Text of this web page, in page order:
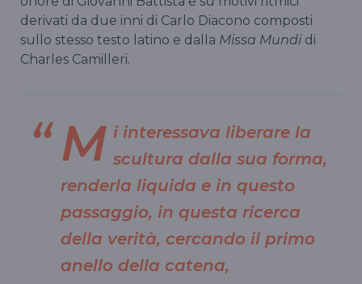
derivati da due inni di Carlo Diacono composti
sullo stesso testo latino e dalla Missa Mundi di
Charles Camilleri.
M i interessava liberare la
scultura dalla sua forma,
renderla liquida e in questo
passaggio, in questa ricerca
della verità, cercando il primo
anello della catena,